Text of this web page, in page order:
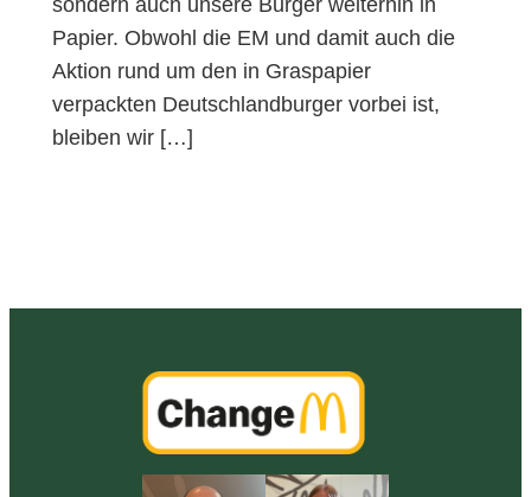
Papier. Obwohl die EM und damit auch die
Aktion rund um den in Graspapier
verpackten Deutschlandburger vorbei ist,
bleiben wir […]